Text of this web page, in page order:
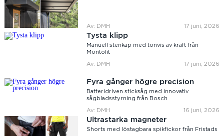
Av: DMH 17 juni, 2026
Tysta klipp
Manuell stenkap med tonvis av kraft från
Montolit
Av: DMH 17 juni, 2026
Fyra gånger högre precision
Batteridriven sticksåg med innovativ
sågbladsstyrning från Bosch
Av: DMH 16 juni, 2026
Ultrastarka magneter
Shorts med löstagbara spikfickor från Fristads